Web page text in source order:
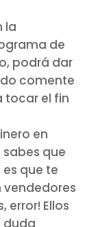
la
de
podrá dar
comente
tocar el fin
en
que
que te
vendedores
error! Ellos
duda